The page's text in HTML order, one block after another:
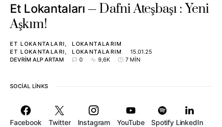
Et Lokantaları
Dafni Ateşbaşı : Yeni
Aşkım!
ET LOKANTALARI
LOKANTALARIM
ET LOKANTALARI
LOKANTALARIM
15.01.25
DEVRIM ALP ARTAM
0 9,6K 7 MIN
SOCIAL LINKS
Facebook Twitter Instagram YouTube Spotify LinkedIn